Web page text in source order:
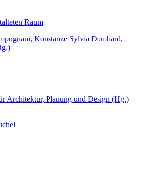
Raum
Konstanze Sylvia Domhard,
Architektur, Planung und Design (Hg.)